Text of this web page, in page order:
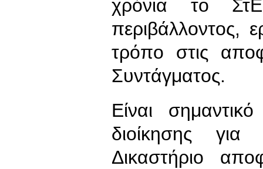
χρόνια το
περιβάλλοντος,
τρόπο στις
Συντάγματος.
Είναι
διοίκησης για
Δικαστήριο